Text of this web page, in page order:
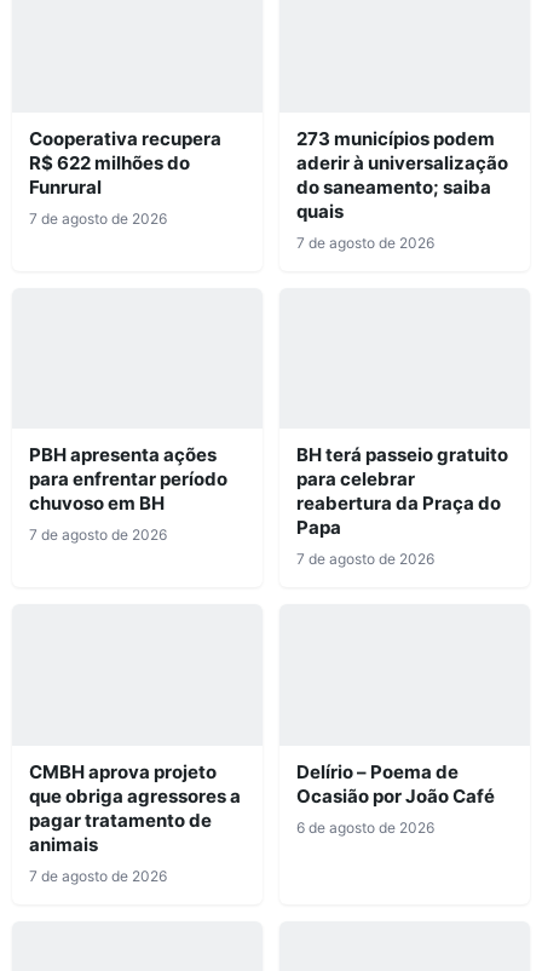
Cooperativa recupera
R$ 622 milhões do
Funrural
7 de agosto de 2026
273 municípios podem
aderir à universalização
do saneamento; saiba
quais
7 de agosto de 2026
PBH apresenta ações
para enfrentar período
chuvoso em BH
7 de agosto de 2026
BH terá passeio gratuito
para celebrar
reabertura da Praça do
Papa
7 de agosto de 2026
CMBH aprova projeto
que obriga agressores a
pagar tratamento de
animais
7 de agosto de 2026
Delírio – Poema de
Ocasião por João Café
6 de agosto de 2026